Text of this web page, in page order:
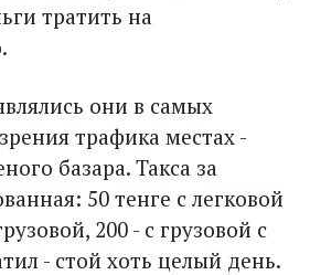
тратить на
они в самых
трафика местах -
базара. Такса за
50 тенге с легковой
200 - с грузовой с
- стой хоть целый день.